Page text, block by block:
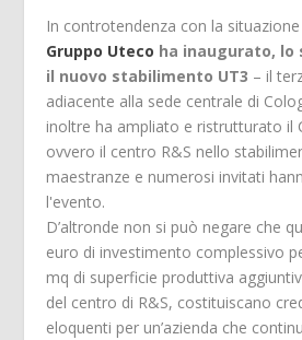
In controtendenza con la
Gruppo Uteco ha inaugurato, lo
il nuovo stabilimento UT3 – il
adiacente alla sede centrale di
inoltre ha ampliato e ristrutturato il
ovvero il centro R&S nello
maestranze e numerosi invitati
l'evento.
D’altronde non si può negare che
euro di investimento complessivo
mq di superficie produttiva
del centro di R&S, costituiscano
eloquenti per un’azienda che